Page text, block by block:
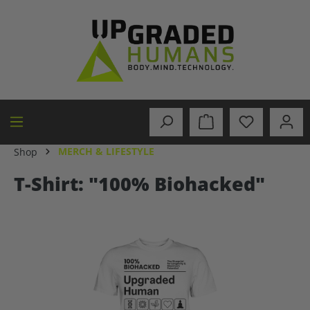
Shop MERCH & LIFESTYLE
T-Shirt: "100% Biohacked"